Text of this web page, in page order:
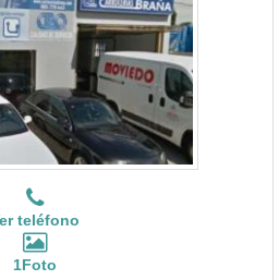
teléfono
1Foto